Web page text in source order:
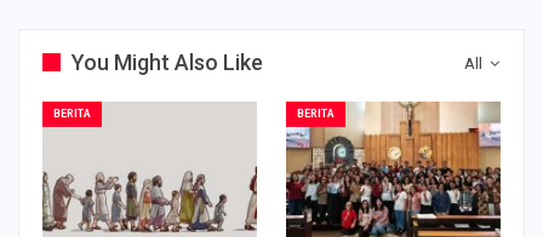
All
You Might Also Like
BERITA BERITA